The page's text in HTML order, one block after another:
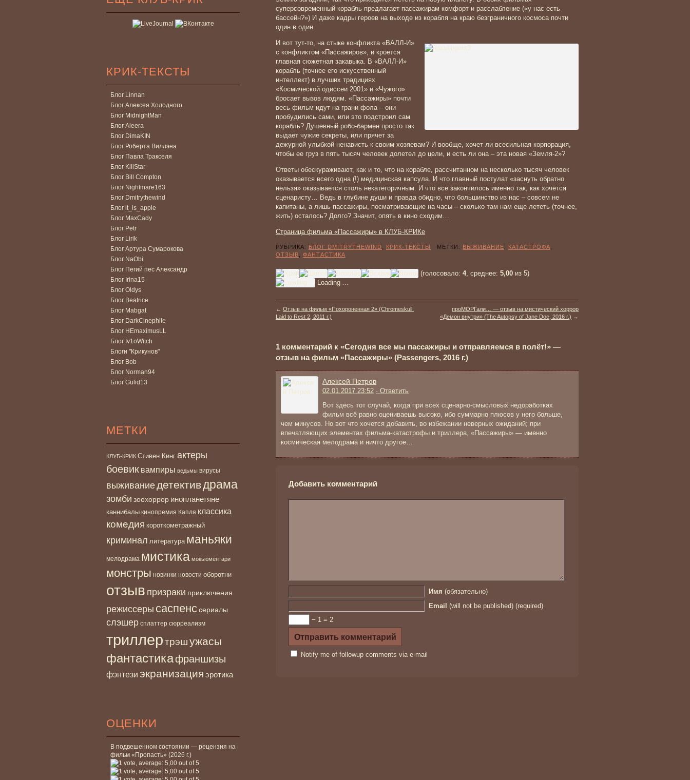
КРИК-ТЕКСТЫ
Блог Linnan
Блог Алексея Холодного
Блог MidnightMan
Блог Aleera
Блог DimaKIN
Блог Роберта Виллэна
Блог Павла Тракселя
Блог KillStar
Блог Bill Compton
Блог Nightmare163
Блог Dmitrythewind
Блог it_is_apple
Блог MaxCady
Блог Petr
Блог Lirik
Блог Артура Сумарокова
Блог NaObi
Блог Пегий пес Александр
Блог Irina15
Блог Oldys
Блог Beatrice
Блог Mabgat
Блог DarkCinephile
Блог HEmaximusLL
Блог Iv1oWitch
Блоги "Крикунов"
Блог Bob
Блог Norman94
Блог Gulid13
МЕТКИ
КЛУБ-КРИК Стивен Кинг актеры
боевик вампиры ведьмы вирусы
выживаниедетективдрама
зомби зоохоррор инопланетяне
каннибалы кинопремия Капля классика
комедия короткометражный
криминал литература маньяки
мелодрама мистика мокьюментари
монстры новинки новости оборотни
отзыв призраки приключения
режиссеры саспенссериалы
слэшер сплаттер сюрреализм
триллертрэшужасы
фантастикафраншизы
фэнтези экранизация эротика
ОЦЕНКИ
В подвешенном состоянии — рецензия на
фильм «Пропасть» (2026 г.)
суперсовременный корабль предлагает пассажирам комфорт и расслабление («у нас есть
бассейн?») И даже кадры героев на выходе из корабля на краю безграничного космоса почти
один в один.
И вот тут-то, на стыке конфликта «ВАЛЛ-И»
с конфликтом «Пассажиров», и кроется
главная сюжетная закавыка. В «ВАЛЛ-И»
корабль (точнее его искусственный
интеллект) в лучших традициях
«Космической одиссеи 2001» и «Чужого»
бросает вызов людям. «Пассажиры» почти
весь фильм идут на грани фола – они
пробудились сами, или это подстроил сам
корабль? Душевный робо-бармен просто так
выдает чужие секреты, или прячет за
дежурной улыбкой ненависть к своим хозяевам? И вообще, хочет ли всесильная корпорация,
чтобы ее груз в пять тысяч человек долетел до цели, и есть ли она – эта новая «Земля-2»?
Ответы обескураживают, как и то, что на корабле, рассчитанном на несколько тысяч человек
оказывается всего одна (!) медицинская капсула. И что главный постулат «заснуть обратно
нельзя» оказывается столь некатегоричным. И что все закончилось именно так, как хочется
сценаристу… Ведь в глубине души и правда обидно, что большинство из нас – совсем не
капитаны, а лишь пассажиры, посматривающие на часы – сколько там нам еще лететь (точнее,
жить) осталось? Долго? Значит, опять в кино сходим…
Страница фильма «Пассажиры» в КЛУБ-КРИКе
РУБРИКА: БЛОГ DMITRYTHEWIND КРИК-ТЕКСТЫ МЕТКИ: ВЫЖИВАНИЕ КАТАСТРОФА
ОТЗЫВ
ФАНТАСТИКА
(голосовало: 4, среднее: 5,00 из 5)
Loading ...
← Отзыв на фильм «Похороненная 2» (Chromeskull:
Laid to Rest 2, 2011 г.)
проМОРГали… — отзыв на мистический хоррор
«Демон внутри» (The Autopsy of Jane Doe, 2016 г.) →
1 комментарий к «Сегодня все мы пассажиры и отправляемся в полёт!» —
отзыв на фильм «Пассажиры» (Passengers, 2016 г.)
Алексей Петров
02.01.2017 23:52 · Ответить
Вот здесь тот случай, когда при всех сценарно-смысловых недоработках
фильм всё равно оцениваешь высоко, ибо суммарно плюсов у него больше,
чем минусов. Но вот что хочется добавить, во избежании неверных ожиданий; при
впечатляющих элементах фильма-катастрофы и триллера, «Пассажиры» — именно
космическая мелодрама и ничто другое…
Добавить комментарий
Имя (обязательно)
Email (will not be published) (required)
− 1 = 2
Notify me of followup comments via e-mail